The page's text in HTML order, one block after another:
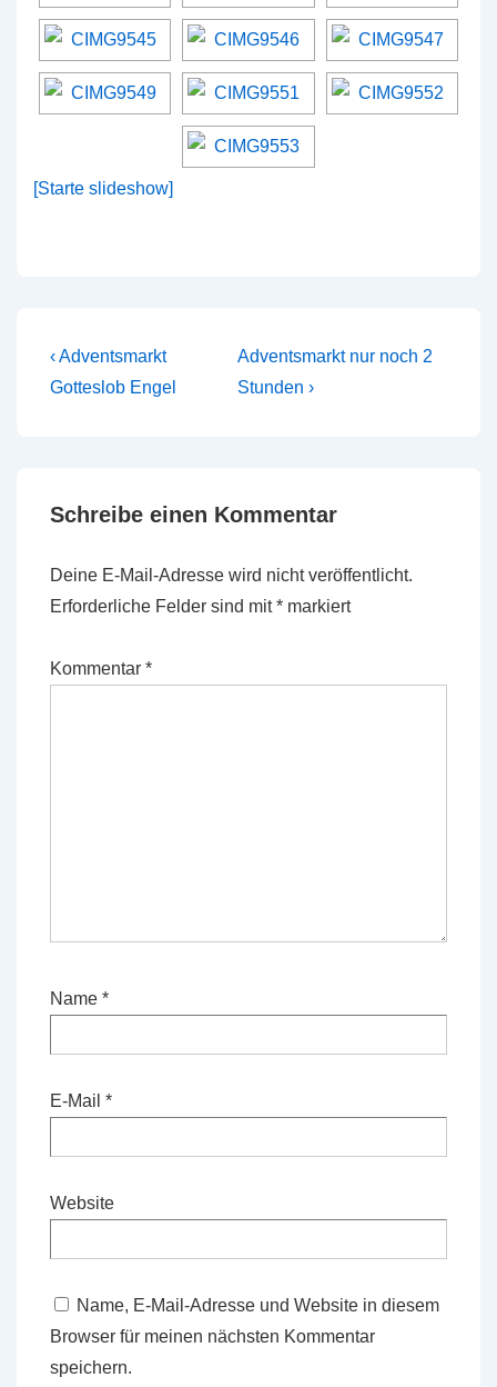
[Starte slideshow]
Beitragsnavigation
Vorheriger
Beitrag
‹ Adventsmarkt
Gotteslob Engel
Nächster
Beitrag
Adventsmarkt nur noch 2
Stunden ›
Schreibe einen Kommentar
Deine E-Mail-Adresse wird nicht veröffentlicht.
Erforderliche Felder sind mit* markiert
Kommentar *
Name *
E-Mail *
Website
Name, E-Mail-Adresse und Website in diesem
Browser für meinen nächsten Kommentar
speichern.